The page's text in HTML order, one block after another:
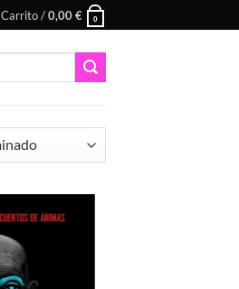
Carrito /0,00€ 0